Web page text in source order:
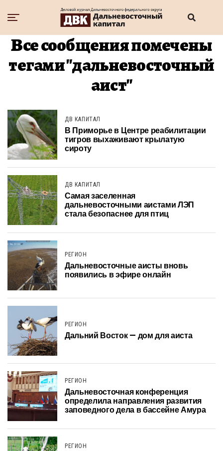
Все сообщения помечены
тегами "дальневосточный
аист"
ДВ КАПИТАЛ
В Приморье в Центре реабилитации
тигров выхаживают крылатую
сироту
ДВ КАПИТАЛ
Самая заселенная
дальневосточными аистами ЛЭП
стала безопаснее для птиц
РЕГИОН
Дальневосточные аисты вновь
появились в эфире онлайн
РЕГИОН
Дальний Восток — дом для аиста
РЕГИОН
Дальневосточная конференция
определила направления развития
заповедного дела в бассейне Амура
РЕГИОН